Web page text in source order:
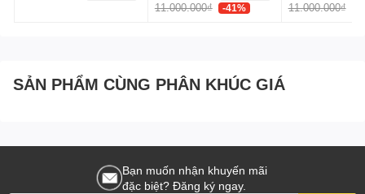
11.000.000₫ -41% 11.000.000₫
SẢN PHẨM CÙNG PHÂN KHÚC GIÁ
Bạn muốn nhận khuyến mãi
đặc biệt? Đăng ký ngay.